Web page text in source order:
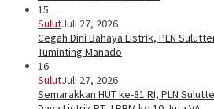
15
SulutJuli 27, 2026
Cegah Dini Bahaya Listrik, PLN
Tuminting Manado
16
SulutJuli 27, 2026
Semarakkan HUT ke-81 RI, PLN